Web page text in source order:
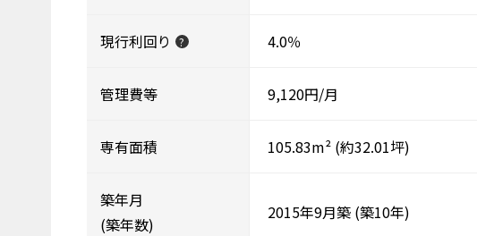
現行利回り ? 4.0％
管理費等 9,120円/月
専有面積 105.83m² (約32.01坪)
築年月
(築年数)
2015年9月築 (築10年)